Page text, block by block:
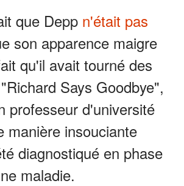
que Depp n'était pas
son apparence maigre
qu'il avait tourné des
Says Goodbye",
professeur d'université
manière insouciante
diagnostiqué en phase
maladie.